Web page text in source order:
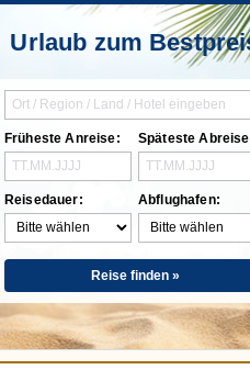
Urlaub zum
Früheste Anreise:
Reisedauer:
Späteste
Abflughafen:
Reise finden »